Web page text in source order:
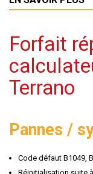
Forfait
Terrano
Pannes /
Code défaut B1049,